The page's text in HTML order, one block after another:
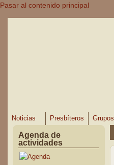
Pasar al contenido principal
Noticias Presbíteros Grupos
Agenda de
actividades